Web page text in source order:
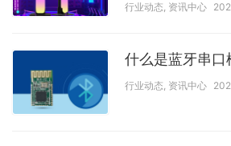
行业动态, 资讯中心
什么是蓝牙串口
行业动态, 资讯中心